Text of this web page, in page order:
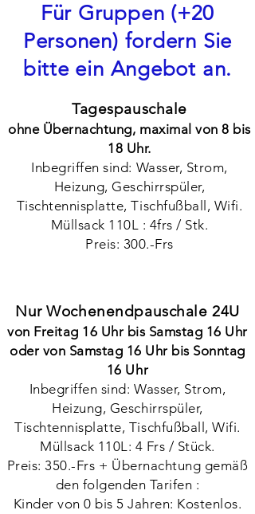
Für Gruppen (+20
Personen) fordern Sie
bitte ein Angebot an.
Tagespauschale
ohne Übernachtung, maximal von 8 bis
18 Uhr.
Inbegriffen sind: Wasser, Strom,
Heizung, Geschirrspüler,
Tischtennisplatte, Tischfußball, Wifi.
Müllsack 110L : 4frs / Stk.
Preis: 300.-Frs
Nur Wochenendpauschale 24U
von Freitag 16 Uhr bis Samstag 16 Uhr
oder von Samstag 16 Uhr bis Sonntag
16 Uhr
Inbegriffen sind: Wasser, Strom,
Heizung, Geschirrspüler,
Tischtennisplatte, Tischfußball, Wifi.
Müllsack 110L: 4 Frs / Stück.
Preis: 350.-Frs + Übernachtung gemäß
den folgenden Tarifen :
Kinder von 0 bis 5 Jahren: Kostenlos.